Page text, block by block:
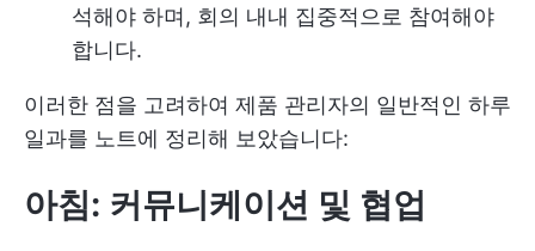
석해야 하며, 회의 내내 집중적으로 참여해야
합니다.
이러한 점을 고려하여 제품 관리자의 일반적인 하루
일과를 노트에 정리해 보았습니다:
아침: 커뮤니케이션 및 협업